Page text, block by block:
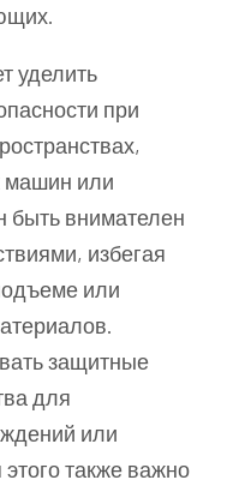
уделить
при
машин или
внимателен
избегая
или
защитные
для
или
также важно